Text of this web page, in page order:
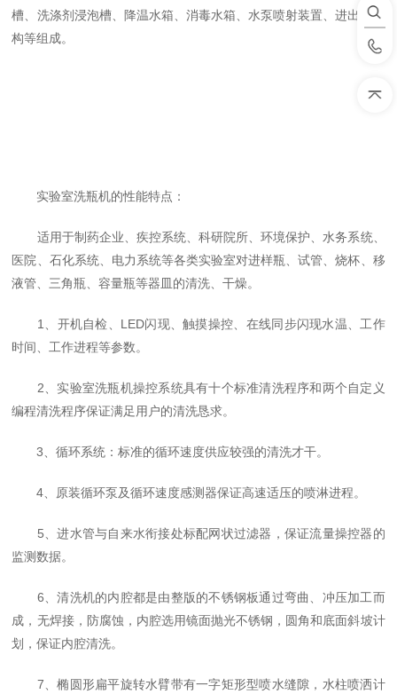
槽、洗涤剂浸泡槽、降温水箱、消毒水箱、水泵喷射装置、进出瓶机
构等组成。
实验室洗瓶机的性能特点：
适用于制药企业、疾控系统、科研院所、环境保护、水务系统、
医院、石化系统、电力系统等各类实验室对进样瓶、试管、烧杯、移
液管、三角瓶、容量瓶等器皿的清洗、干燥。
1、开机自检、LED闪现、触摸操控、在线同步闪现水温、工作
时间、工作进程等参数。
2、实验室洗瓶机操控系统具有十个标准清洗程序和两个自定义
编程清洗程序保证满足用户的清洗恳求。
3、循环系统：标准的循环速度供应较强的清洗才干。
4、原装循环泵及循环速度感测器保证高速适压的喷淋进程。
5、进水管与自来水衔接处标配网状过滤器，保证流量操控器的
监测数据。
6、清洗机的内腔都是由整版的不锈钢板通过弯曲、冲压加工而
成，无焊接，防腐蚀，内腔选用镜面抛光不锈钢，圆角和底面斜坡计
划，保证内腔清洗。
7、椭圆形扁平旋转水臂带有一字矩形型喷水缝隙，水柱喷洒计